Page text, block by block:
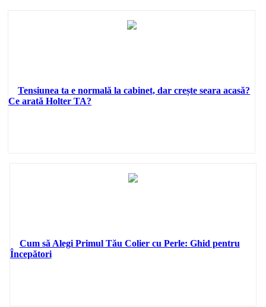
Tensiunea ta e normală la cabinet, dar crește seara acasă?
Ce arată Holter TA?
Cum să Alegi Primul Tău Colier cu Perle: Ghid pentru
Începători